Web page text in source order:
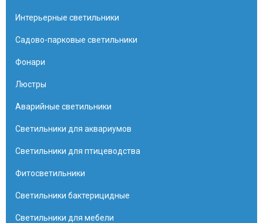
Интерьерные светильники
Садово-парковые светильники
Фонари
Люстры
Аварийные светильники
Светильники для аквариумов
Светильники для птицеводства
Фитосветильники
Светильники бактерицидные
Светильники для мебели